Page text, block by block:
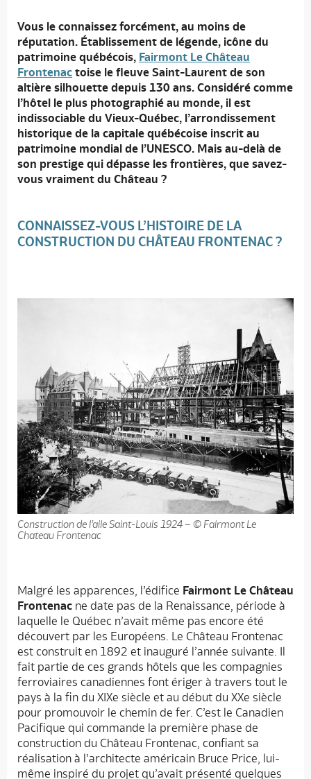
Vous le connaissez forcément, au moins de
réputation. Établissement de légende, icône du
patrimoine québécois, Fairmont Le Château
Frontenac toise le fleuve Saint-Laurent de son
altière silhouette depuis 130 ans. Considéré comme
l’hôtel le plus photographié au monde, il est
indissociable du Vieux-Québec, l’arrondissement
historique de la capitale québécoise inscrit au
patrimoine mondial de l’UNESCO. Mais au-delà de
son prestige qui dépasse les frontières, que savez-
vous vraiment du Château ?
CONNAISSEZ-VOUS L’HISTOIRE DE LA
CONSTRUCTION DU CHÂTEAU FRONTENAC ?
Construction de l’aile Saint-Louis 1924 – © Fairmont Le
Chateau Frontenac
Malgré les apparences, l’édifice Fairmont Le Château
Frontenac ne date pas de la Renaissance, période à
laquelle le Québec n’avait même pas encore été
découvert par les Européens. Le Château Frontenac
est construit en 1892 et inauguré l’année suivante. Il
fait partie de ces grands hôtels que les compagnies
ferroviaires canadiennes font ériger à travers tout le
pays à la fin du XIXe siècle et au début du XXe siècle
pour promouvoir le chemin de fer. C’est le Canadien
Pacifique qui commande la première phase de
construction du Château Frontenac, confiant sa
réalisation à l’architecte américain Bruce Price, lui-
même inspiré du projet qu’avait présenté quelques